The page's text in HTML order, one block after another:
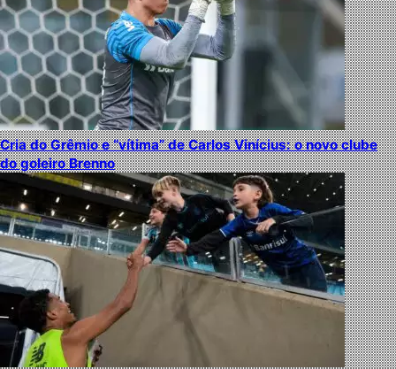
Cria do Grêmio e “vítima” de Carlos Vinícius: o novo clube
do goleiro Brenno